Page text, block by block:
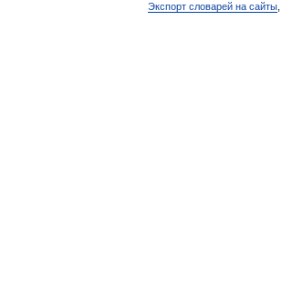
Экспорт словарей на сайты